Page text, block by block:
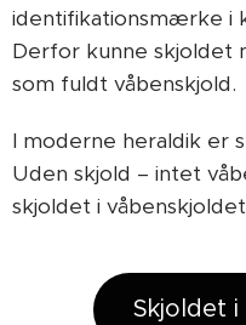
identifikationsmærke i
Derfor kunne skjoldet
som fuldt våbenskjold.
I moderne heraldik er
Uden skjold – intet
skjoldet i
Skjoldet